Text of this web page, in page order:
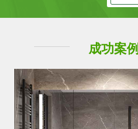
成功案例